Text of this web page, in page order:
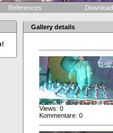
References
Gallery details
Views: 0
Kommentare: 0